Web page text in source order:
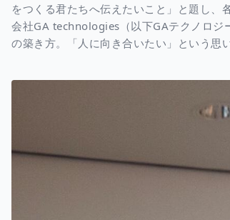
をつくる君たちへ伝えたいこと」と題し
会社GA technologies（以下GAテクノロジ
の築き方。「人に向き合いたい」という思